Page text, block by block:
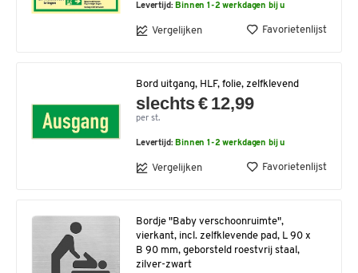
Levertijd:Binnen 1-2 werkdagen bij u
Vergelijken Favorietenlijst
Bord uitgang, HLF, folie, zelfklevend
slechts € 12,99
per st.
Levertijd:Binnen 1-2 werkdagen bij u
Vergelijken Favorietenlijst
Bordje "Baby verschoonruimte",
vierkant, incl. zelfklevende pad, L 90 x
B 90 mm, geborsteld roestvrij staal,
zilver-zwart